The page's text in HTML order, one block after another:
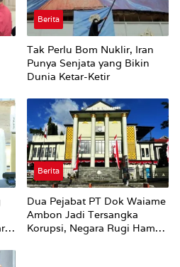
Berita
Tak Perlu Bom Nuklir, Iran
Punya Senjata yang Bikin
Dunia Ketar-Ketir
Berita
Dua Pejabat PT Dok Waiame
Ambon Jadi Tersangka
Korupsi, Negara Rugi Hampir